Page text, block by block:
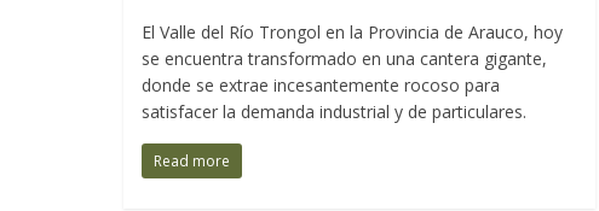
El Valle del Río Trongol en la Provincia de Arauco, hoy
se encuentra transformado en una cantera gigante,
donde se extrae incesantemente rocoso para
satisfacer la demanda industrial y de particulares.
Read more